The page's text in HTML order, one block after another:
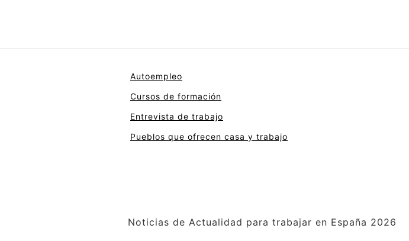
Autoempleo
Cursos de formación
Entrevista de trabajo
Pueblos que ofrecen casa y trabajo
Noticias de Actualidad para trabajar en España 2026